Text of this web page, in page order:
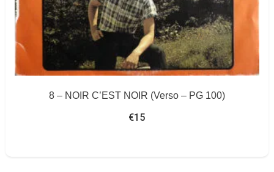
8 – NOIR C’EST NOIR (Verso – PG 100)
€15